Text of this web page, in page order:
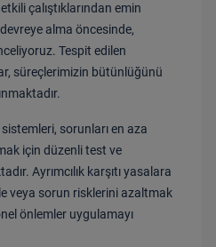
çalıştıklarından emin
alma öncesinde,
Tespit edilen
süreçlerimizin bütünlüğünü
sorunları en aza
için düzenli test ve
Ayrımcılık karşıtı yasalara
veya sorun risklerini azaltmak
önlemler uygulamayı